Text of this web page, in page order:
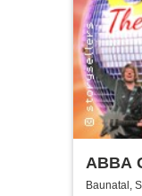
ABBA
Show
Baunatal,